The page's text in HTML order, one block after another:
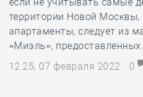
территории Новой
апартаменты, следует из
«Миэль»,
12:25, 07 февраля 2022
0